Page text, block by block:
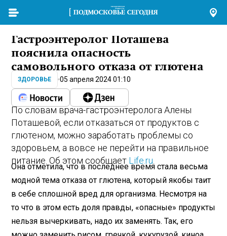
Гастроэнтеролог Поташева
пояснила опасность
самовольного отказа от глютена
ЗДОРОВЬЕ 05 апреля 2024 01:10
По словам врача-гастроэнтеролога Алены
Поташевой, если отказаться от продуктов с
глютеном, можно заработать проблемы со
здоровьем, а вовсе не перейти на правильное
питание. Об этом сообщает Life.ru
Она отметила, что в последнее время стала весьма
модной тема отказа от глютена, который якобы таит
в себе сплошной вред для организма. Несмотря на
то что в этом есть доля правды, «опасные» продукты
нельзя вычеркивать, надо их заменять. Так, его